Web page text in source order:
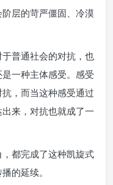
层的苛严僵固、冷漠
普通社会的对抗，也
一种主体感受。感受
，而当这种感受通过
来，对抗也就成了一
，都完成了这种凯旋式
的延续。